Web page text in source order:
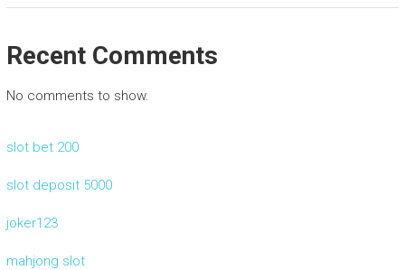
Recent Comments
No comments to show.
slot bet 200
slot deposit 5000
joker123
mahjong slot